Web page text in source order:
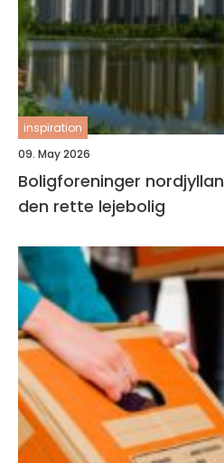
inspiration
09. May 2026
Boligforeninger nordjylland sådan finder
den rette lejebolig